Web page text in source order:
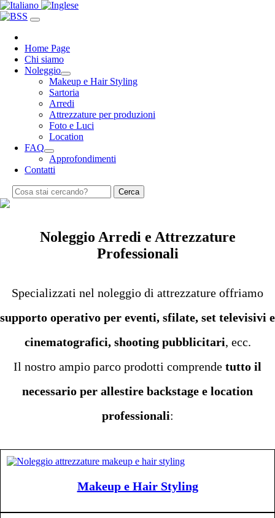
Home Page
Chi siamo
Noleggio
Makeup e Hair Styling
Sartoria
Arredi
Attrezzature per produzioni
Foto e Luci
Location
FAQ
Approfondimenti
Contatti
Cerca
Noleggio Arredi e Attrezzature
Professionali
Specializzati nel noleggio di attrezzature offriamo
supporto operativo per eventi, sfilate, set televisivi e
cinematografici, shooting pubblicitari, ecc.
Il nostro ampio parco prodotti comprende tutto il
necessario per allestire backstage e location
professionali:
Makeup e Hair Styling